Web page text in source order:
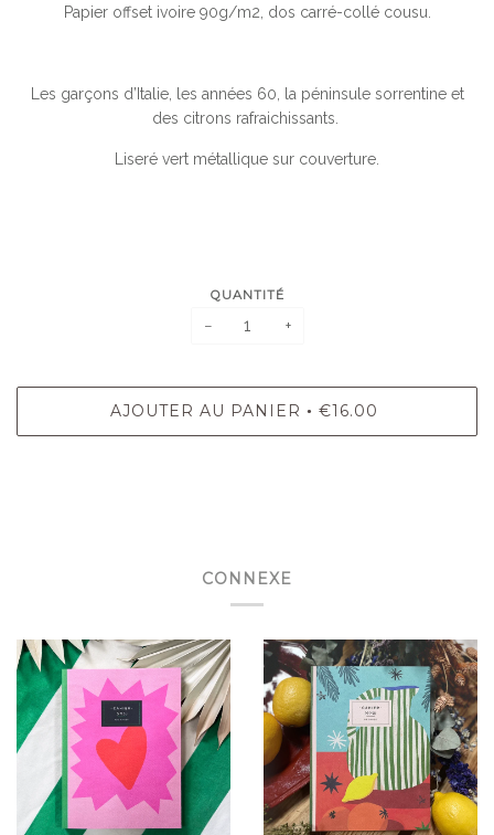
Papier offset ivoire 90g/m2, dos carré-collé cousu.
Les garçons d’Italie, les années 60, la péninsule sorrentine et
des citrons rafraichissants.
Liseré vert métallique sur couverture.
QUANTITÉ
− +
AJOUTER AU PANIER • €16.00
CONNEXE